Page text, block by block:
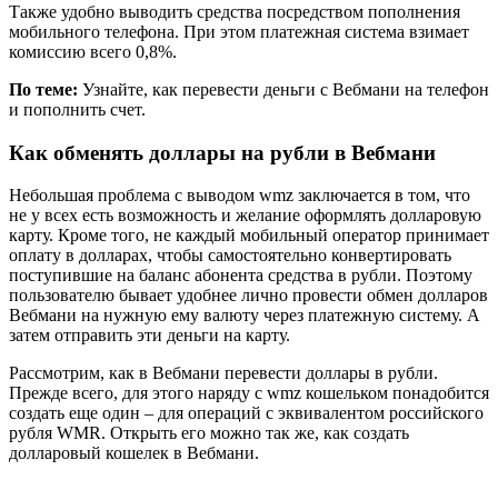
Также удобно выводить средства посредством пополнения
мобильного телефона. При этом платежная система взимает
комиссию всего 0,8%.
По теме: Узнайте, как перевести деньги с Вебмани на телефон
и пополнить счет.
Как обменять доллары на рубли в Вебмани
Небольшая проблема с выводом wmz заключается в том, что
не у всех есть возможность и желание оформлять долларовую
карту. Кроме того, не каждый мобильный оператор принимает
оплату в долларах, чтобы самостоятельно конвертировать
поступившие на баланс абонента средства в рубли. Поэтому
пользователю бывает удобнее лично провести обмен долларов
Вебмани на нужную ему валюту через платежную систему. А
затем отправить эти деньги на карту.
Рассмотрим, как в Вебмани перевести доллары в рубли.
Прежде всего, для этого наряду с wmz кошельком понадобится
создать еще один – для операций с эквивалентом российского
рубля WMR. Открыть его можно так же, как создать
долларовый кошелек в Вебмани.